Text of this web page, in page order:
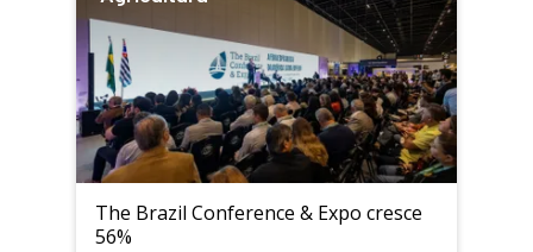
The Brazil Conference & Expo cresce
56%